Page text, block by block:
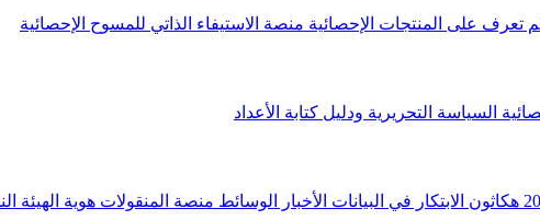
تعرف على المنتجات الإحصائية منصة الاستيفاء الذاتي للمسوح الإحصائية
السياسة التحريرية ودليل كتابة الأعداد
هكاثون الابتكار في البيانات الأخبار الوسائط منصة المنقولات هوية الهيئة